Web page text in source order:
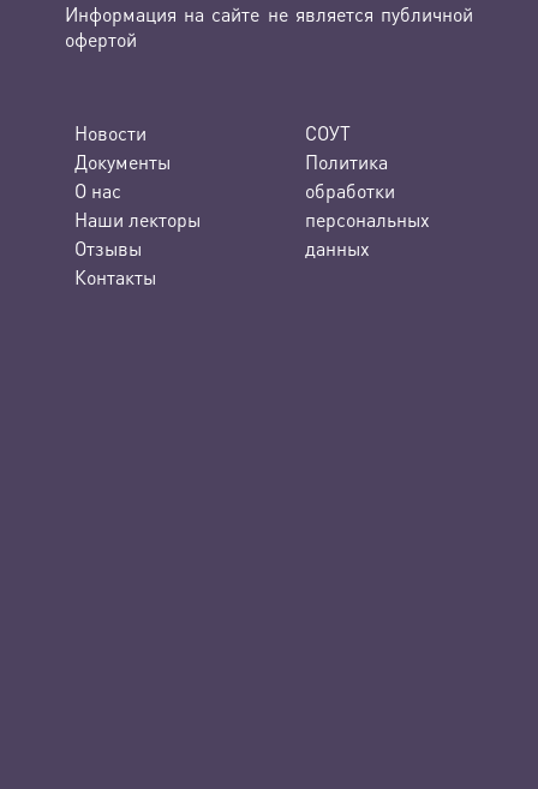
Информация на сайте не является публичной
офертой
Новости
Документы
О нас
Наши лекторы
Отзывы
Контакты
СОУТ
Политика
обработки
персональных
данных